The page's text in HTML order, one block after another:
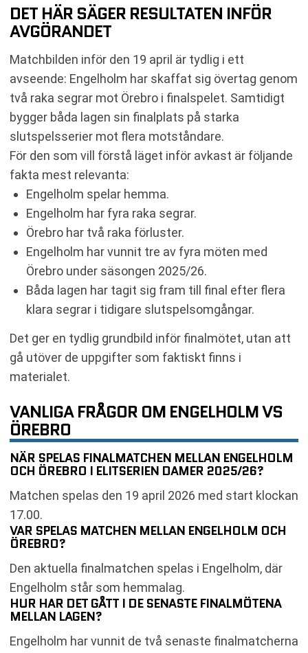
DET HÄR SÄGER RESULTATEN INFÖR
AVGÖRANDET
Matchbilden inför den 19 april är tydlig i ett
avseende: Engelholm har skaffat sig övertag genom
två raka segrar mot Örebro i finalspelet. Samtidigt
bygger båda lagen sin finalplats på starka
slutspelsserier mot flera motståndare.
För den som vill förstå läget inför avkast är följande
fakta mest relevanta:
Engelholm spelar hemma.
Engelholm har fyra raka segrar.
Örebro har två raka förluster.
Engelholm har vunnit tre av fyra möten med
Örebro under säsongen 2025/26.
Båda lagen har tagit sig fram till final efter flera
klara segrar i tidigare slutspelsomgångar.
Det ger en tydlig grundbild inför finalmötet, utan att
gå utöver de uppgifter som faktiskt finns i
materialet.
VANLIGA FRÅGOR OM ENGELHOLM VS
ÖREBRO
NÄR SPELAS FINALMATCHEN MELLAN ENGELHOLM
OCH ÖREBRO I ELITSERIEN DAMER 2025/26?
Matchen spelas den 19 april 2026 med start klockan
17.00.
VAR SPELAS MATCHEN MELLAN ENGELHOLM OCH
ÖREBRO?
Den aktuella finalmatchen spelas i Engelholm, där
Engelholm står som hemmalag.
HUR HAR DET GÅTT I DE SENASTE FINALMÖTENA
MELLAN LAGEN?
Engelholm har vunnit de två senaste finalmatcherna